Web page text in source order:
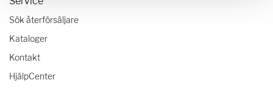
Sök återförsäljare
Kataloger
Kontakt
HjälpCenter